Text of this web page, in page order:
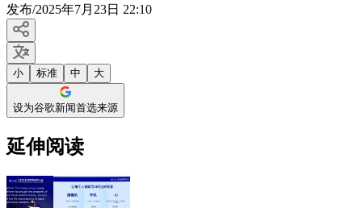
发布/2025年7月23日 22:10
小 标准 中 大
设为谷歌新闻首选来源
延伸阅读